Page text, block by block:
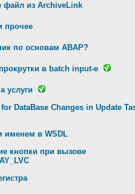
файл из ArchiveLink
прочее
по основам ABAP?
в batch input-e
услуги
DataBase Changes in Update
именем в WSDL
кнопки при вызове